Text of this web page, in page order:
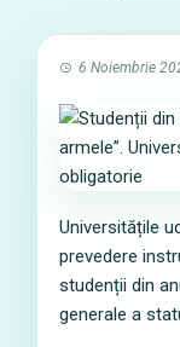
6 Noiembrie
Universitățile
prevedere
studenții din
generale a